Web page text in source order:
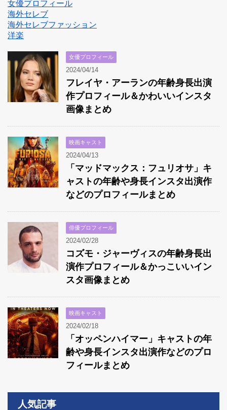
女優プロフィール
海外セレブ
海外セレブファッション
洋楽
女優プロフィール
2024/04/14
フレイヤ・アーランの年齢身長出演
作プロフィール＆かわいいインスタ
画像まとめ
映画キャスト
2024/04/13
「マッドマックス：フュリオサ」キ
ャストの年齢や身長インスタ出演作
などのプロフィールまとめ
俳優プロフィール
2024/02/28
コズモ・ジャーヴィスの年齢身長出
演作プロフィール＆かっこいいイン
スタ画像まとめ
映画キャスト
2024/02/18
「オッペンハイマー」キャストの年
齢や身長インスタ出演作などのプロ
フィールまとめ
人気記事